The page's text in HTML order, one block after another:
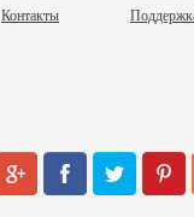
Контакты